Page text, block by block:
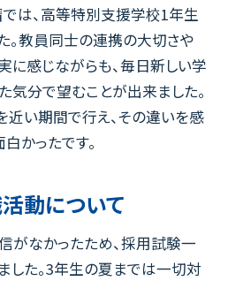
は、高等特別支援学校1年生
。教員同士の連携の大切さや
に感じながらも、毎日新しい学
気分で望むことが出来ました。
近い期間で行え、その違いを感
かったです。
動について
がなかったため、採用試験一
した。3年生の夏までは一切対